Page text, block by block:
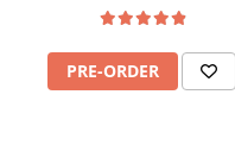
PRE-ORDER